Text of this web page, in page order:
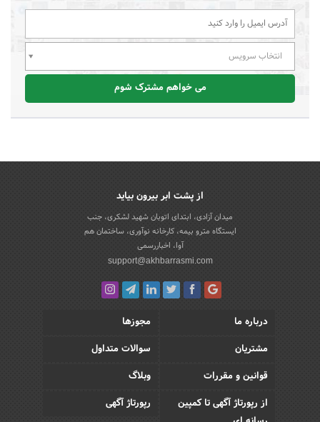
انتخاب سرویس
می خواهم مشترک شوم
از پشت ابر بیرون بیاید
میدان آزادی، ابتدای اتوبان شهید لشکری، جنب
ایستگاه مترو بیمه، کارخانه نوآوری، ساختمان هم
آوا، اخباررسمی
support@akhbarrasmi.com
درباره ما
مجوزها
مشتریان
سوالات متداول
قوانین و مقررات
وبلاگ
از رپورتاژ آگهی تا کمپین
رپورتاژ آگهی